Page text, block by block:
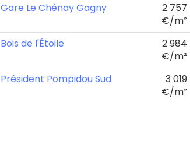
Gare Le Chénay Gagny
2 757
€/m²
Bois de l'Étoile
2 984
€/m²
Président Pompidou Sud
3 019
€/m²